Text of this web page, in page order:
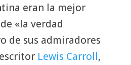
eran la mejor
«la verdad
de sus admiradores
Lewis Carroll,